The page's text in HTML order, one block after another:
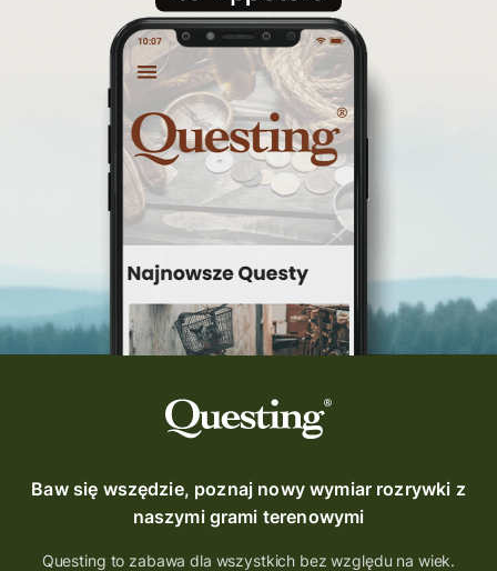
Baw się wszędzie, poznaj nowy wymiar rozrywki z
naszymi grami terenowymi
Questing to zabawa dla wszystkich bez względu na wiek.